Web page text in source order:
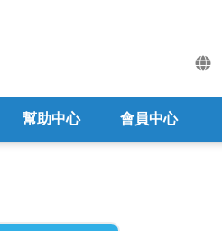
幫助中心 會員中心